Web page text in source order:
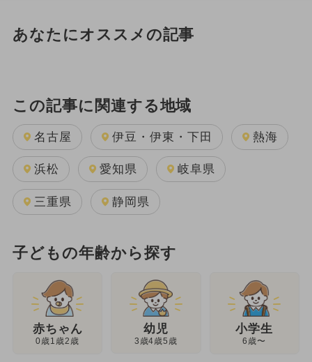
あなたにオススメの記事
この記事に関連する地域
名古屋 伊豆・伊東・下田 熱海
浜松 愛知県 岐阜県
三重県 静岡県
子どもの年齢から探す
赤ちゃん
0歳1歳2歳
幼児
3歳4歳5歳
小学生
6歳〜